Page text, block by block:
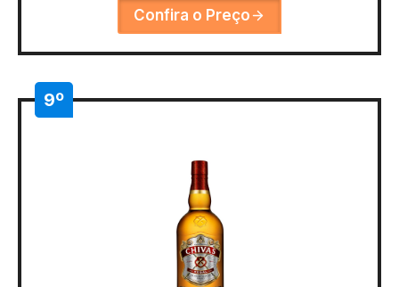
Confira o Preço
9º